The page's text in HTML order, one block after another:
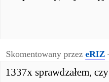
Skomentowany przez eRIZ
1337x sprawdzałem,